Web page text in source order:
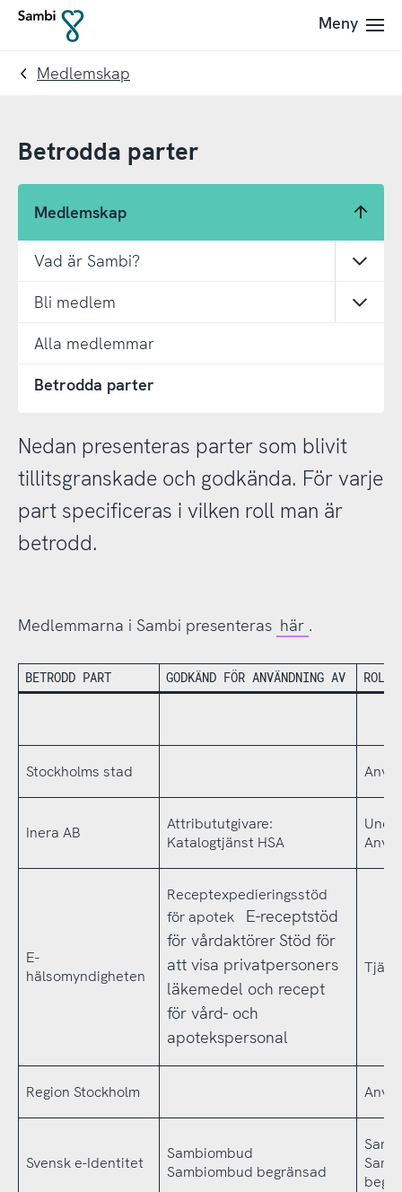
Till
navigering
Till
innehållet
Meny
Medlemskap
Betrodda parter
Medlemskap
Vad är Sambi?
Bli medlem
Alla medlemmar
Betrodda parter
Nedan presenteras parter som blivit
tillitsgranskade och godkända. För varje
part specificeras i vilken roll man är
betrodd.
Medlemmarna i Sambi presenteras här .
BETRODD PART GODKÄND FÖR ANVÄNDNING AV ROLL
Stockholms stad
Inera AB
Attribututgivare:
Katalogtjänst HSA
E-
hälsomyndigheten
Receptexpedieringsstöd
för apotek
E-receptstöd
för vårdaktörer Stöd för
att visa privatpersoners
läkemedel och recept
för vård- och
apotekspersonal
Region Stockholm
Svensk e-Identitet
Sambiombud
Sambiombud begränsad